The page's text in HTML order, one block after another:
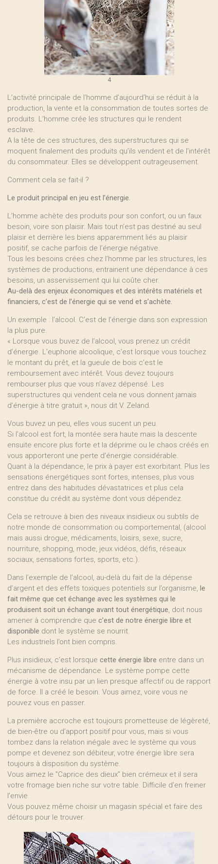
4
L’activité principale de l’homme d’aujourd’hui se réduit à la
production, la vente et la consommation de toutes sortes de
produits. L’homme crée les structures qui le rendent
esclave.
A la tête de ces structures, des superstructures qui se
moquent finalement des produits qu’ils vendent et de l’intérêt
du consommateur. Elles se développent outrageusement.
Comment cela se fait-il ?
Le produit principal en jeu est l’énergie.
L’homme achète des produits pour son confort, ou un faux
besoin, voire son plaisir. Mais tout n’est pas destiné au seul
plaisir et derrière les biens apparemment liés au plaisir
positif, se cache parfois de l’énergie négative.
Tous les besoins crées chez l’homme par les structures, les
systèmes de productions, entrainent une dépendance à ces
besoins, un asservissement qui lui coûte cher.
Au-delà des enjeux économiques et des intérêts matériels et
financiers, c’est de l’énergie qui se vend et s’achète.
Un exemple : l’alcool. C’est de l’énergie dans son expression
la plus pure.
« Lorsque vous buvez de l’alcool, vous prenez un crédit
d’énergie. L’euphorie alcoolique, c’est lorsque vous touchez
le montant du prêt, et la gueule de bois c’est le
remboursement avec intérêt. Vous devez toujours
rembourser plus que vous n’avez dépensé. Les
superstructures qui vendent cela ne vous donnent jamais
d’énergie à titre gratuit », nous dit V. Zeland.
Vous buvez un peu, elles vous sucent un peu.
Si l’alcool est fort, la montée sera haute mais la descente
ensuite encore plus forte et la déprime ou le chaos créés en
vous apporteront une perte d’énergie considérable.
Quant à la dépendance, le prix à payer est exorbitant. Plus les
sensations énergétiques sont fortes, intenses, plus vous
entrez dans des habitudes dévastatrices et plus cela
constitue du crédit au système dont vous dépendez.
Cela se retrouve à bien des niveaux insidieux ou subtils de
notre monde de consommation ou comportemental, (alcool
mais aussi drogue, médicaments, loisirs, sexe, sucre,
nourriture, shopping, mode, jeux vidéos, défis, réseaux
sociaux, sensations fortes, sports, etc.).
Dans l’exemple de l’alcool, au-delà du fait de la dépense
d’argent et des effets toxiques potentiels sur l’organisme, le
fait même que cet échange avec les systèmes qui le
produisent soit un échange avant tout énergétique, doit nous
amener à comprendre que c’est de notre énergie libre et
disponible dont le système se nourrit.
Les industriels l’ont bien compris.
Plus insidieux, c’est lorsque cette énergie libre entre dans un
mécanisme de dépendance. Le système pompe cette
énergie à votre insu par un lien presque affectif ou de rapport
de force. Il a créé le besoin. Vous aimez, voire vous ne
pouvez vous en passer.
La première accroche est toujours prometteuse de légèreté,
de bien-être ou d’apport positif pour vous, mais si vous
tombez dans la relation inégale avec le système qui vous
pompe et devenez son débiteur, votre énergie libre sera
toujours à disposition du système.
Vous aimez le "Caprice des dieux" bien crémeux et il sera
votre fromage bien riche sur votre table. Difficile d’en freiner
l’envie.
Vous pouvez même choisir un magasin spécial et faire des
détours pour le trouver.